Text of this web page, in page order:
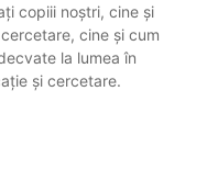
copiii noștri, cine și
cine și cum
la lumea în
și cercetare.